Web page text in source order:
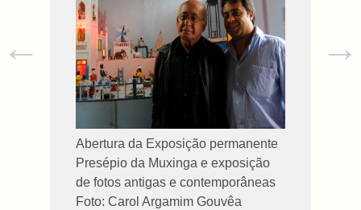
Abertura da Exposição permanente
Presépio da Muxinga e exposição
de fotos antigas e contemporâneas
Foto: Carol Argamim Gouvêa
← →